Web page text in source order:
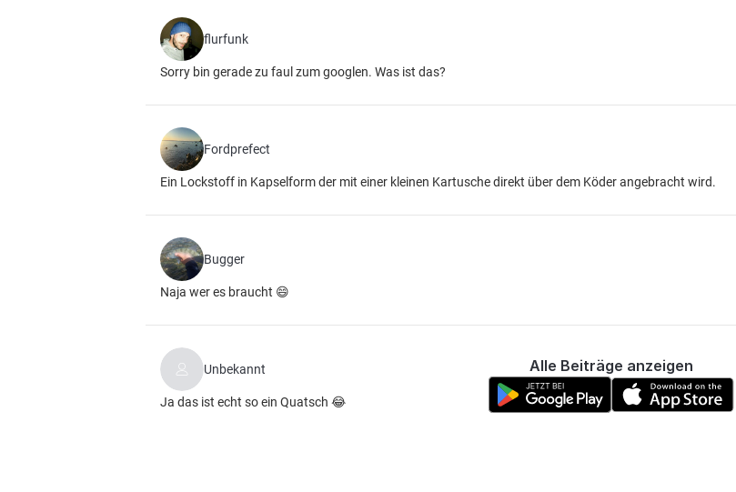
flurfunk
Sorry bin gerade zu faul zum googlen. Was ist das?
Fordprefect
Ein Lockstoff in Kapselform der mit einer kleinen Kartusche direkt über dem Köder angebracht wird.
Bugger
Naja wer es braucht 😄
Unbekannt
Ja das ist echt so ein Quatsch 😂
Alle Beiträge anzeigen